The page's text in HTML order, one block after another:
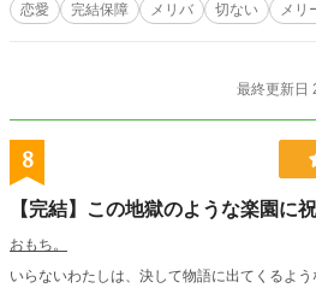
恋愛 完結保障 メリバ 切ない メリ
最終更新日
8
【完結】この地獄のような楽園に
おもち。
いらないわたしは、決して物語に出てくるよ